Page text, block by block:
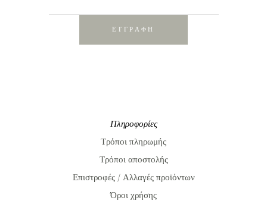
ΕΓΓΡΑΦΗ
Πληροφορίες
Τρόποι πληρωμής
Τρόποι αποστολής
Επιστροφές / Αλλαγές προϊόντων
Όροι χρήσης